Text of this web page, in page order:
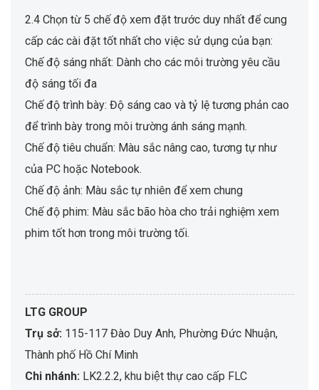
2.4 Chọn từ 5 chế độ xem đặt trước duy nhất để cung
cấp các cài đặt tốt nhất cho việc sử dụng của bạn:
Chế độ sáng nhất: Dành cho các môi trường yêu cầu
độ sáng tối đa
Chế độ trình bày: Độ sáng cao và tỷ lệ tương phản cao
để trình bày trong môi trường ánh sáng mạnh.
Chế độ tiêu chuẩn: Màu sắc nâng cao, tương tự như
của PC hoặc Notebook.
Chế độ ảnh: Màu sắc tự nhiên để xem chung
Chế độ phim: Màu sắc bão hòa cho trải nghiệm xem
phim tốt hơn trong môi trường tối.
LTG GROUP
Trụ sở: 115-117 Đào Duy Anh, Phường Đức Nhuận,
Thành phố Hồ Chí Minh
Chi nhánh: LK2.2.2, khu biệt thự cao cấp FLC